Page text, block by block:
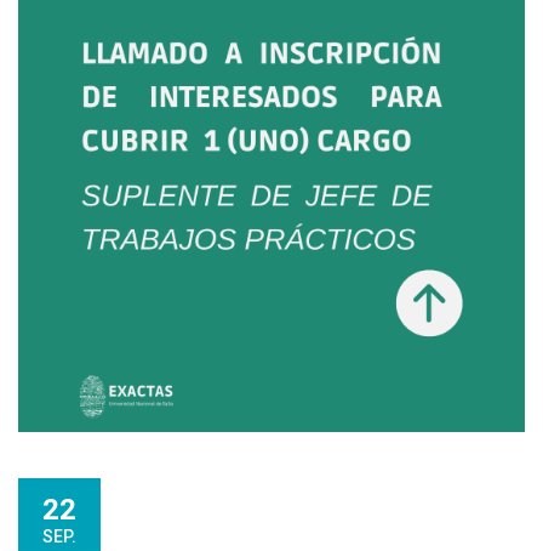
22
SEP.